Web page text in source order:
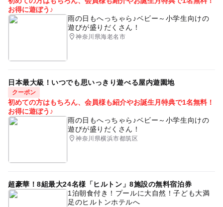
お得に遊ぼう♪
雨の日もへっちゃら♪ベビー～小学生向けの
遊びが盛りだくさん！
神奈川県海老名市
日本最大級！いつでも思いっきり遊べる屋内遊園地
クーポン
初めての方はもちろん、会員様も紹介やお誕生月特典で1名無料！
お得に遊ぼう♪
雨の日もへっちゃら♪ベビー～小学生向けの
遊びが盛りだくさん！
神奈川県横浜市都筑区
超豪華！8組最大24名様「ヒルトン」8施設の無料宿泊券
1泊朝食付き！プールに大自然！子ども大満
足のヒルトンホテルへ